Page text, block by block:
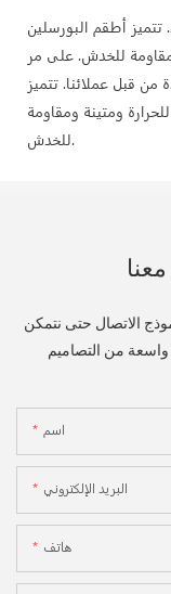
تتميز أطقم البورسلين
ومقاومة للخدش. على مر
قبل عملائنا. تتميز
ومتينة ومقاومة
للخدش.
الاتصال حتى نتمكن
من التصاميم
اسم
البريد الإلكتروني
هاتف